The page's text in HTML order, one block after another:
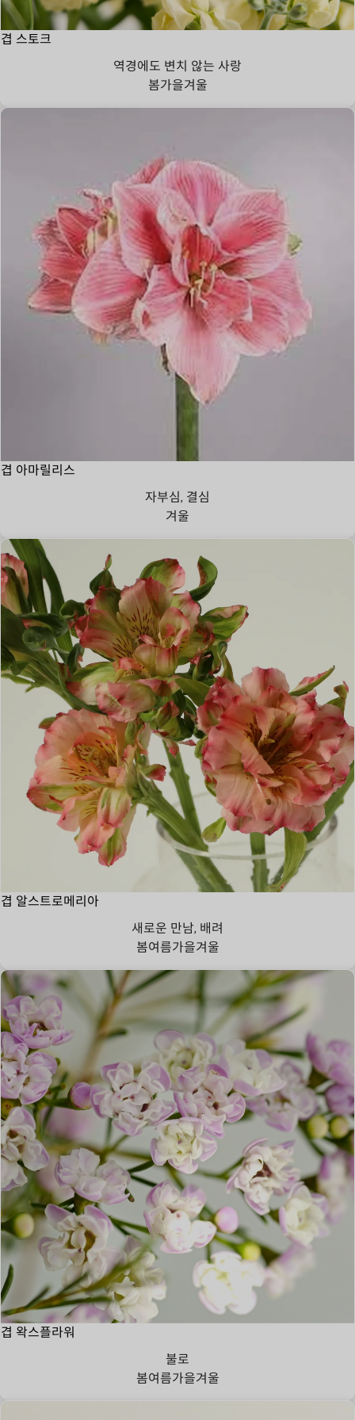
겹 스토크
역경에도 변치 않는 사랑
봄가을겨울
겹 아마릴리스
자부심, 결심
겨울
겹 알스트로메리아
새로운 만남, 배려
봄여름가을겨울
겹 왁스플라워
불로
봄여름가을겨울